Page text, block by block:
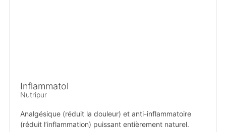
Inflammatol
Nutripur
Analgésique (réduit la douleur) et anti-inflammatoire
(réduit l’inflammation) puissant entièrement naturel.